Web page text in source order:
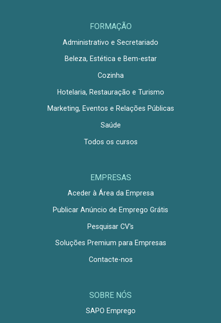
FORMAÇÃO
Administrativo e Secretariado
Beleza, Estética e Bem-estar
Cozinha
Hotelaria, Restauração e Turismo
Marketing, Eventos e Relações Públicas
Saúde
Todos os cursos
EMPRESAS
Aceder à Área da Empresa
Publicar Anúncio de Emprego Grátis
Pesquisar CV's
Soluções Premium para Empresas
Contacte-nos
SOBRE NÓS
SAPO Emprego